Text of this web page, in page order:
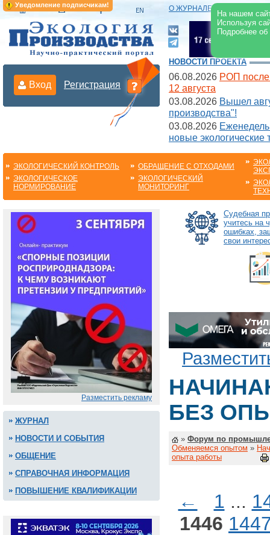
Уведомление подписчикам!
На нашем
Используя
Подробнее
О ЖУРНАЛЕ |
Вход Регистрация
НОВОСТИ ПРОЕКТА
06.08.2026 РОП после
12 августа
03.08.2026 Вышел
производства"!
03.08.2026
новые экологические
ЭКОЛОГИЧЕСКИЙ КОНТРОЛЬ
ЭКОЛОГИЧЕСКОЕ
НОРМИРОВАНИЕ
ОБРАЩЕНИЕ С ОТХОДАМИ
ЭКОЛОГИЧЕСКИЙ
МОНИТОРИНГ
Разместить рекламу
ЖУРНАЛ
НОВОСТИ И СОБЫТИЯ
ОБЩЕНИЕ
СПРАВОЧНАЯ ИНФОРМАЦИЯ
ПОВЫШЕНИЕ КВАЛИФИКАЦИИ
Судебная
учитесь на
ошибках,
свои
БЕЗ
» Форум по
Обменяемся опытом »
опыта работы
← 1 ...
1446